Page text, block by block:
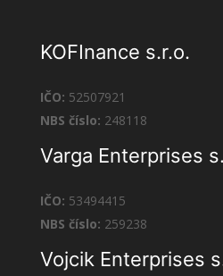
KOFInance s.r.o.
IČO: 52507921
NBS číslo: 248118
Varga Enterprises
IČO: 53494415
NBS číslo: 259238
Vojcik Enterprises